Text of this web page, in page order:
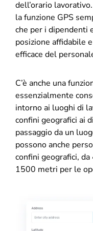
dell’orario
la funzione GPS
che per i dipendenti
posizione affidabile
efficace del
C’è anche una
essenzialmente
intorno ai luoghi di
confini geografici ai
passaggio da un
possono anche
confini geografici,
1500 metri per le